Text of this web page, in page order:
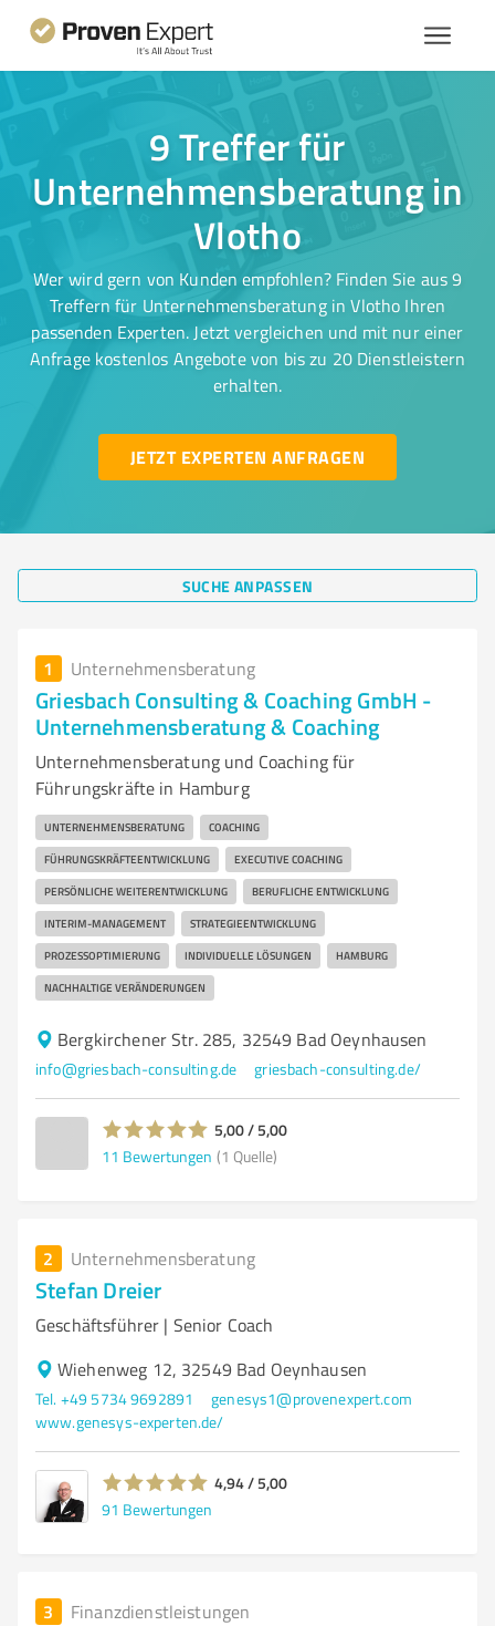
9 Treffer für
Unternehmensberatung in
Vlotho
Wer wird gern von Kunden empfohlen? Finden Sie aus 9
Treffern für Unternehmensberatung in Vlotho Ihren
passenden Experten. Jetzt vergleichen und mit nur einer
Anfrage kostenlos Angebote von bis zu 20 Dienstleistern
erhalten.
JETZT EXPERTEN ANFRAGEN
SUCHE ANPASSEN
1 Unternehmensberatung
Griesbach Consulting & Coaching GmbH -
Unternehmensberatung & Coaching
Unternehmensberatung und Coaching für
Führungskräfte in Hamburg
UNTERNEHMENSBERATUNG COACHING
FÜHRUNGSKRÄFTEENTWICKLUNG EXECUTIVE COACHING
PERSÖNLICHE WEITERENTWICKLUNG BERUFLICHE ENTWICKLUNG
INTERIM-MANAGEMENT STRATEGIEENTWICKLUNG
PROZESSOPTIMIERUNG INDIVIDUELLE LÖSUNGEN HAMBURG
NACHHALTIGE VERÄNDERUNGEN
Bergkirchener Str. 285, 32549 Bad Oeynhausen
info@griesbach-consulting.de griesbach-consulting.de/
5,00 / 5,00
11 Bewertungen (1 Quelle)
2 Unternehmensberatung
Stefan Dreier
Geschäftsführer | Senior Coach
Wiehenweg 12, 32549 Bad Oeynhausen
Tel. +49 5734 9692891
genesys1@provenexpert.com
www.genesys-experten.de/
4,94 / 5,00
91 Bewertungen
3 Finanzdienstleistungen